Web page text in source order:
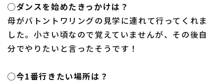
◯ダンスを始めたきっかけは？
母がバトントワリングの見学に連れて行ってくれま
した。小さい頃なので覚えていませんが、その後自
分でやりたいと言ったそうです！
◯今1番行きたい場所は？